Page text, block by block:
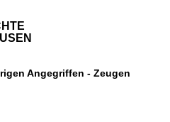
Angegriffen - Zeugen